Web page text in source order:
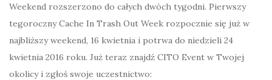
Weekend rozszerzono do całych dwóch tygodni. Pierwszy
tegoroczny Cache In Trash Out Week rozpocznie się już w
najbliższy weekend, 16 kwietnia i potrwa do niedzieli 24
kwietnia 2016 roku. Już teraz znajdź CITO Event w Twojej
okolicy i zgłoś swoje uczestnictwo: